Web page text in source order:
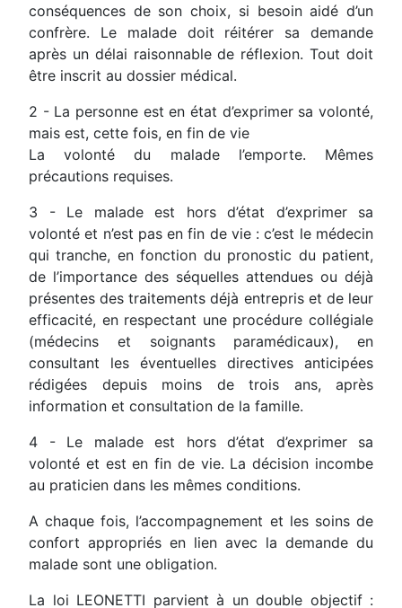
conséquences de son choix, si besoin aidé d’un
confrère. Le malade doit réitérer sa demande
après un délai raisonnable de réflexion. Tout doit
être inscrit au dossier médical.
2 - La personne est en état d’exprimer sa volonté,
mais est, cette fois, en fin de vie
La volonté du malade l’emporte. Mêmes
précautions requises.
3 - Le malade est hors d’état d’exprimer sa
volonté et n’est pas en fin de vie : c’est le médecin
qui tranche, en fonction du pronostic du patient,
de l’importance des séquelles attendues ou déjà
présentes des traitements déjà entrepris et de leur
efficacité, en respectant une procédure collégiale
(médecins et soignants paramédicaux), en
consultant les éventuelles directives anticipées
rédigées depuis moins de trois ans, après
information et consultation de la famille.
4 - Le malade est hors d’état d’exprimer sa
volonté et est en fin de vie. La décision incombe
au praticien dans les mêmes conditions.
A chaque fois, l’accompagnement et les soins de
confort appropriés en lien avec la demande du
malade sont une obligation.
La loi LEONETTI parvient à un double objectif :